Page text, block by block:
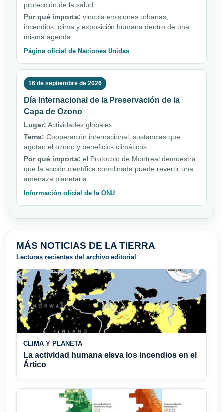
protección de la salud.
Por qué importa: vincula emisiones urbanas,
incendios, clima y exposición humana dentro de una
misma agenda.
Página oficial de Naciones Unidas
16 de septiembre de 2026
Día Internacional de la Preservación de la
Capa de Ozono
Lugar: Actividades globales.
Tema: Cooperación internacional, sustancias que
agotan el ozono y beneficios climáticos.
Por qué importa: el Protocolo de Montreal demuestra
que la acción científica coordinada puede revertir una
amenaza planetaria.
Información oficial de la ONU
MÁS NOTICIAS DE LA TIERRA
Lecturas recientes del archivo editorial
CLIMA Y PLANETA
La actividad humana eleva los incendios en el
Ártico